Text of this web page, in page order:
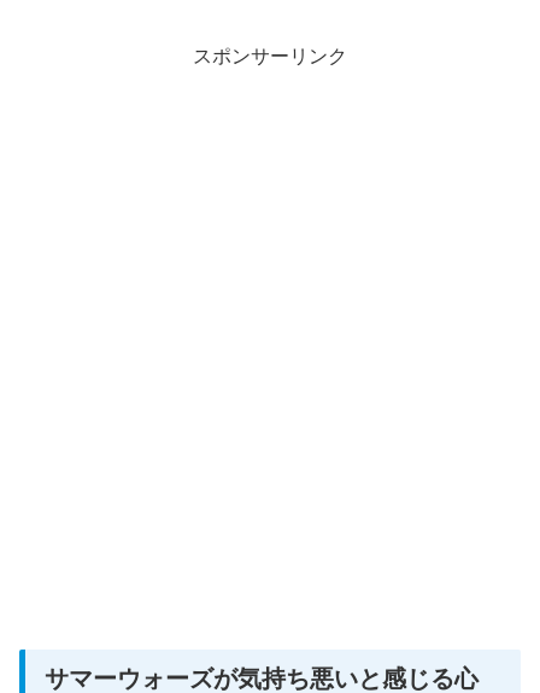
スポンサーリンク
サマーウォーズが気持ち悪いと感じる心